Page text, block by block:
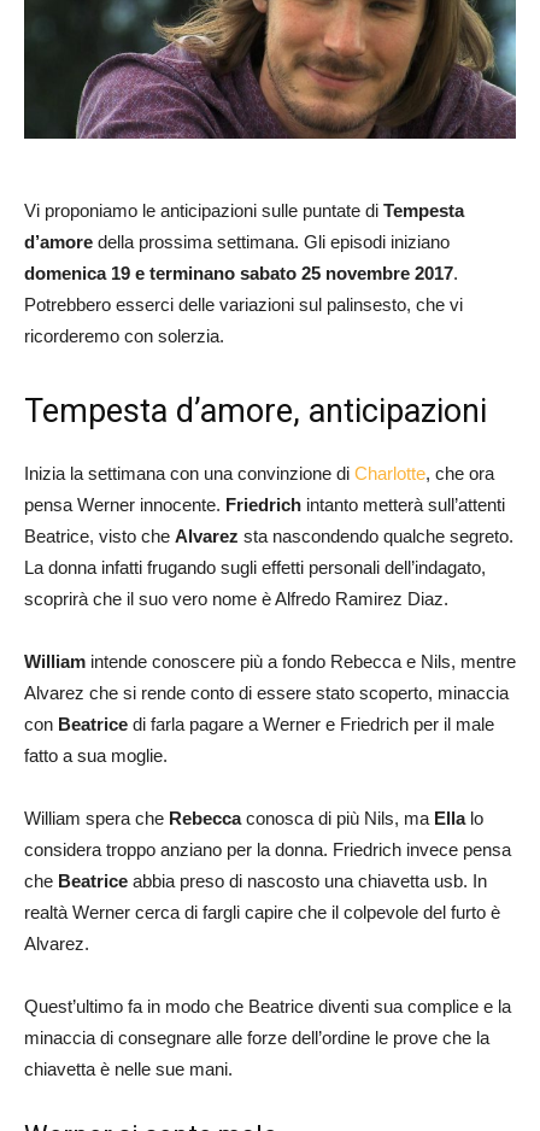
Vi proponiamo le anticipazioni sulle puntate di Tempesta
d’amore della prossima settimana. Gli episodi iniziano
domenica 19 e terminano sabato 25 novembre 2017.
Potrebbero esserci delle variazioni sul palinsesto, che vi
ricorderemo con solerzia.
Tempesta d’amore, anticipazioni
Inizia la settimana con una convinzione di Charlotte, che ora
pensa Werner innocente. Friedrich intanto metterà sull’attenti
Beatrice, visto che Alvarez sta nascondendo qualche segreto.
La donna infatti frugando sugli effetti personali dell’indagato,
scoprirà che il suo vero nome è Alfredo Ramirez Diaz.
William intende conoscere più a fondo Rebecca e Nils, mentre
Alvarez che si rende conto di essere stato scoperto, minaccia
con Beatrice di farla pagare a Werner e Friedrich per il male
fatto a sua moglie.
William spera che Rebeccaconosca di più Nils, ma Ellalo
considera troppo anziano per la donna. Friedrich invece pensa
che Beatrice abbia preso di nascosto una chiavetta usb. In
realtà Werner cerca di fargli capire che il colpevole del furto è
Alvarez.
Quest’ultimo fa in modo che Beatrice diventi sua complice e la
minaccia di consegnare alle forze dell’ordine le prove che la
chiavetta è nelle sue mani.